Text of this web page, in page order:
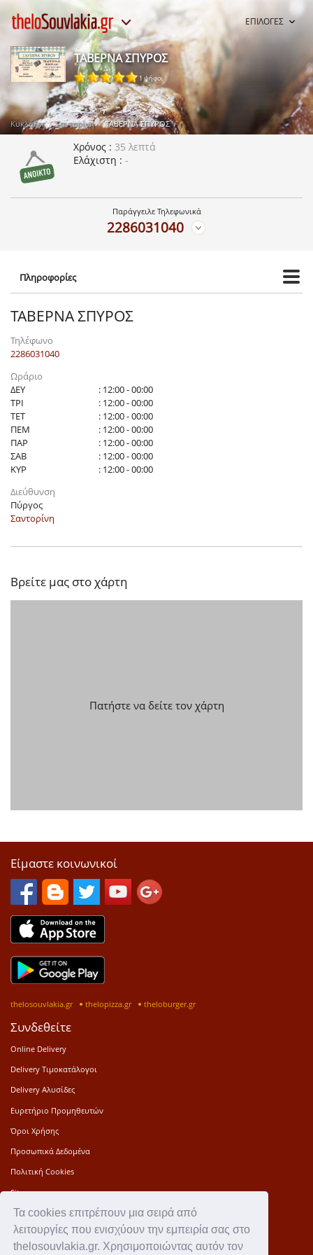
Τα cookies επιτρέπουν μια σειρά από
λειτουργίες που ενισχύουν την εμπειρία σας στο
thelosouvlakia.gr. Χρησιμοποιώντας αυτόν τον
ΕΠΙΛΟΓΕΣ
ΤΑΒΕΡΝΑ ΣΠΥΡΟΣ
1 ψήφοι
Κυκλάδες Σαντορίνη ΤΑΒΕΡΝΑ ΣΠΥΡΟΣ
Χρόνος
35 λεπτά
Ελάχιστη
-
Παράγγειλε Τηλεφωνικά
2286031040
Πληροφορίες
ΤΑΒΕΡΝΑ ΣΠΥΡΟΣ
Τηλέφωνο
2286031040
Ωράριο
ΔΕΥ
: 12:00 - 00:00
ΤΡΙ
: 12:00 - 00:00
ΤΕΤ
: 12:00 - 00:00
ΠΕΜ
: 12:00 - 00:00
ΠΑΡ
: 12:00 - 00:00
ΣΑΒ
: 12:00 - 00:00
ΚΥΡ
: 12:00 - 00:00
Διεύθυνση
Πύργος
Σαντορίνη
Βρείτε μας στο χάρτη
Πατήστε να δείτε τον χάρτη
Είμαστε κοινωνικοί
thelosouvlakia.gr thelopizza.gr theloburger.gr
Συνδεθείτε
Online Delivery
Delivery Τιμοκατάλογοι
Delivery Αλυσίδες
Ευρετήριο Προμηθευτών
Όροι Χρήσης
Προσωπικά Δεδομένα
Πολιτική Cookies
Sitemap
Press Kit
Επικοινωνία